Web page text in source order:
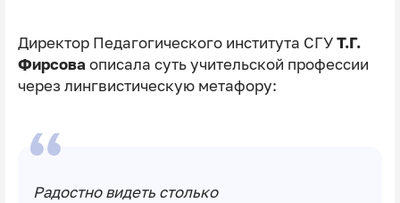
Директор Педагогического института СГУТ.Г.
Фирсоваописала суть учительской профессии
через лингвистическую метафору:
Радостно видеть столько